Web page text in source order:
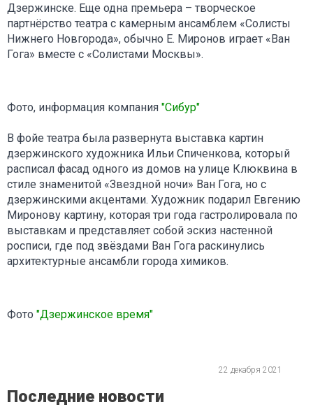
Дзержинске. Еще одна премьера – творческое
партнёрство театра с камерным ансамблем «Солисты
Нижнего Новгорода», обычно Е. Миронов играет «Ван
Гога» вместе с «Солистами Москвы».
Фото, информация компания "Сибур"
В фойе театра была развернута выставка картин
дзержинского художника Ильи Спиченкова, который
расписал фасад одного из домов на улице Клюквина в
стиле знаменитой «Звездной ночи» Ван Гога, но с
дзержинскими акцентами. Художник подарил Евгению
Миронову картину, которая три года гастролировала по
выставкам и представляет собой эскиз настенной
росписи, где под звёздами Ван Гога раскинулись
архитектурные ансамбли города химиков.
Фото "Дзержинское время"
22 декабря 2021
Последние новости